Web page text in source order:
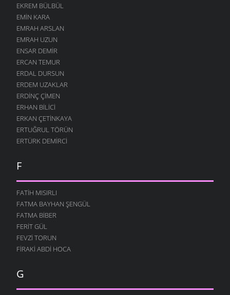
13 AĞUSTOS 2004
SEN NIYE
12 AĞUSTOS 2004
NE GÜZELDIR
12 AĞUSTOS 2004
KARIŞTIN
12 AĞUSTOS 2004
BÖYLE GITMEZ KI
12 AĞUSTOS 2004
GÖZLERIM
12 AĞUSTOS 2004
12 AĞUSTOS 2004
BOĞA DESTANI
12 AĞUSTOS 2004
İŞGÜZAR BABA
12 AĞUSTOS 2004
MURTEZ
12 AĞUSTOS 2004
12 AĞUSTOS 2004
EKREM BÜLBÜL
EMIN KARA
EMRAH ARSLAN
EMRAH UZUN
ENSAR DEMIR
ERCAN TEMUR
ERDAL DURSUN
ERDEM UZAKLAR
ERDINÇ ÇIMEN
ERHAN BILICI
ERKAN ÇETINKAYA
ERTUĞRUL TÖRÜN
ERTÜRK DEMIRCI
F
FATIH MISIRLI
FATMA BAYHAN ŞENGÜL
FATMA BIBER
FERIT GÜL
FEVZI TORUN
FIRAKI ABDI HOCA
G